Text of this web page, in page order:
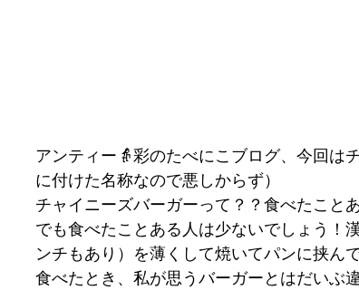
アンティー👵彩のたべにこブログ、今回は
に付けた名称なので悪しからず）
チャイニーズバーガーって？？食べたこと
でも食べたことある人は少ないでしょう！
ンチもあり）を薄くして焼いてパンに挟ん
食べたとき、私が思うバーガーとはだいぶ